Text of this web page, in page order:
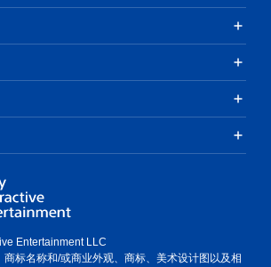
Entertainment LLC
商标名称和/或商业外观、商标、美术设计图以及相